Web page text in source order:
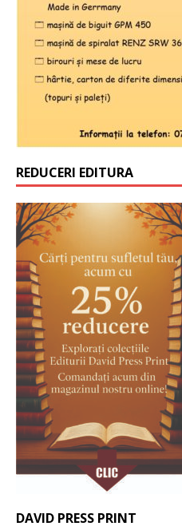
REDUCERI EDITURA
DAVID PRESS PRINT